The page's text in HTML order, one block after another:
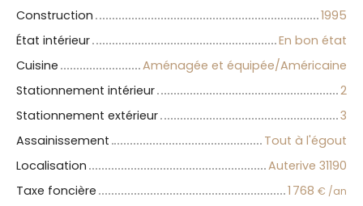
Construction
1995
État intérieur
En bon état
Cuisine
Aménagée et équipée/Américaine
Stationnement intérieur
2
Stationnement extérieur
3
Assainissement
Tout à l'égout
Localisation
Auterive 31190
Taxe foncière
1 768 € /an